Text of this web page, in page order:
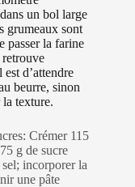
un bol large
grumeaux sont
passer la farine
d’attendre
beurre, sinon
la texture.
Crémer 115
g de sucre
incorporer la
une pâte